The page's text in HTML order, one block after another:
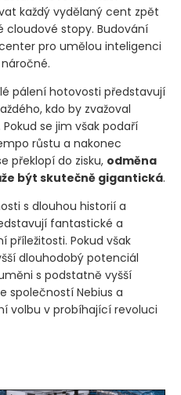
každý vydělaný cent zpět
cloudové stopy. Budování
pro umělou inteligenci
pálení hotovosti představují
kdo by zvažoval
se jim však podaří
růstu a nakonec
překlopí do zisku, odměna
být skutečně gigantická.
s dlouhou historií a
fantastické a
příležitosti. Pokud však
dlouhodobý potenciál
s podstatně vyšší
společností Nebius a
volbu v probíhající revoluci